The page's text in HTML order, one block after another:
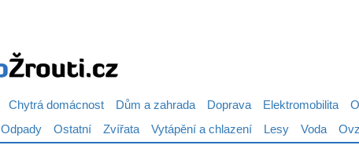
Chytrá domácnost Dům a zahrada Doprava Elektromobilita
Odpady Ostatní Zvířata Vytápění a chlazení Lesy Voda